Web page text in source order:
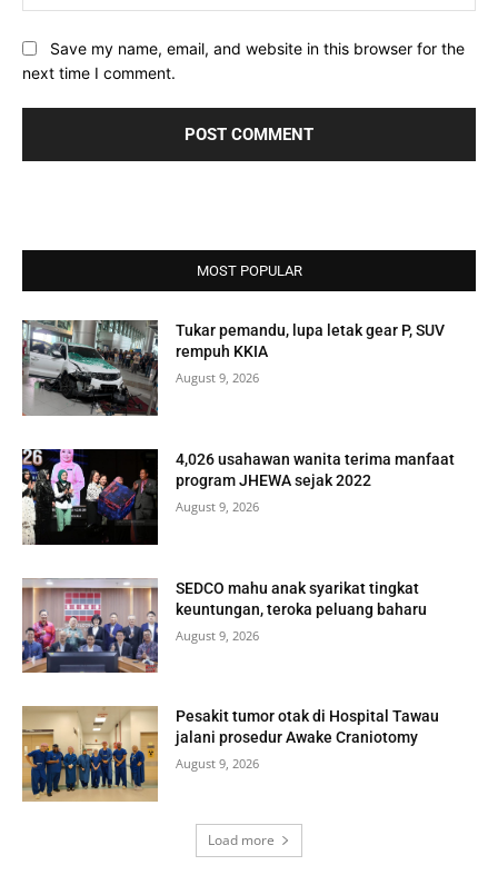
Save my name, email, and website in this browser for the
next time I comment.
MOST POPULAR
Tukar pemandu, lupa letak gear P, SUV
rempuh KKIA
August 9, 2026
4,026 usahawan wanita terima manfaat
program JHEWA sejak 2022
August 9, 2026
SEDCO mahu anak syarikat tingkat
keuntungan, teroka peluang baharu
August 9, 2026
Pesakit tumor otak di Hospital Tawau
jalani prosedur Awake Craniotomy
August 9, 2026
Load more